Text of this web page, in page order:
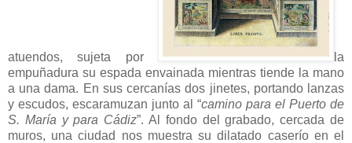
atuendos, sujeta por
la
empuñadura su espada envainada mientras tiende la mano
a una dama. En sus cercanías dos jinetes, portando lanzas
y escudos, escaramuzan junto al “camino para el Puerto de
S. María y para Cádiz”. Al fondo del grabado, cercada de
muros, una ciudad nos muestra su dilatado caserío en el